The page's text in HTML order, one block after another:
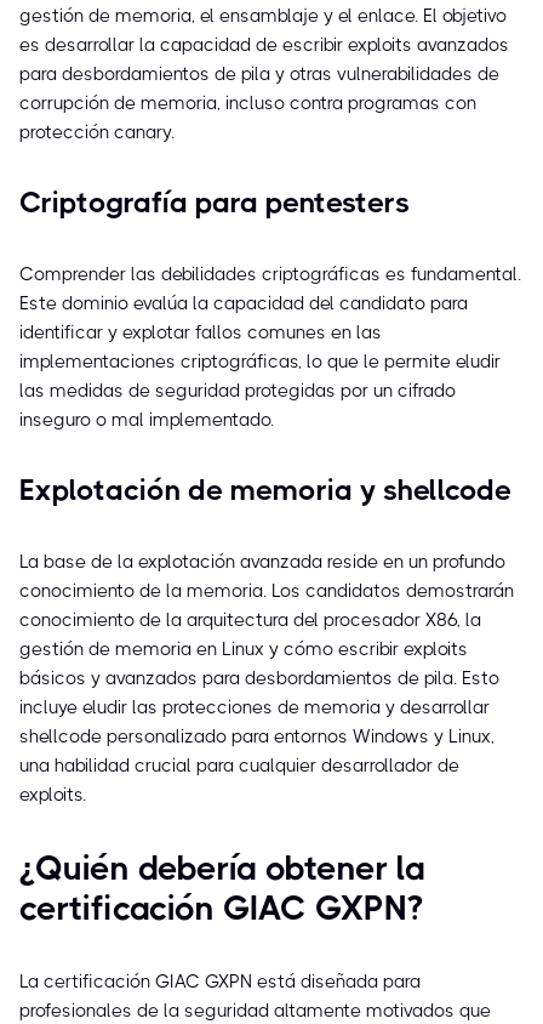
gestión de memoria, el ensamblaje y el enlace. El objetivo
es desarrollar la capacidad de escribir exploits avanzados
para desbordamientos de pila y otras vulnerabilidades de
corrupción de memoria, incluso contra programas con
protección canary.
Criptografía para pentesters
Comprender las debilidades criptográficas es fundamental.
Este dominio evalúa la capacidad del candidato para
identificar y explotar fallos comunes en las
implementaciones criptográficas, lo que le permite eludir
las medidas de seguridad protegidas por un cifrado
inseguro o mal implementado.
Explotación de memoria y shellcode
La base de la explotación avanzada reside en un profundo
conocimiento de la memoria. Los candidatos demostrarán
conocimiento de la arquitectura del procesador X86, la
gestión de memoria en Linux y cómo escribir exploits
básicos y avanzados para desbordamientos de pila. Esto
incluye eludir las protecciones de memoria y desarrollar
shellcode personalizado para entornos Windows y Linux,
una habilidad crucial para cualquier desarrollador de
exploits.
¿Quién debería obtener la
certificación GIAC GXPN?
La certificación GIAC GXPN está diseñada para
profesionales de la seguridad altamente motivados que